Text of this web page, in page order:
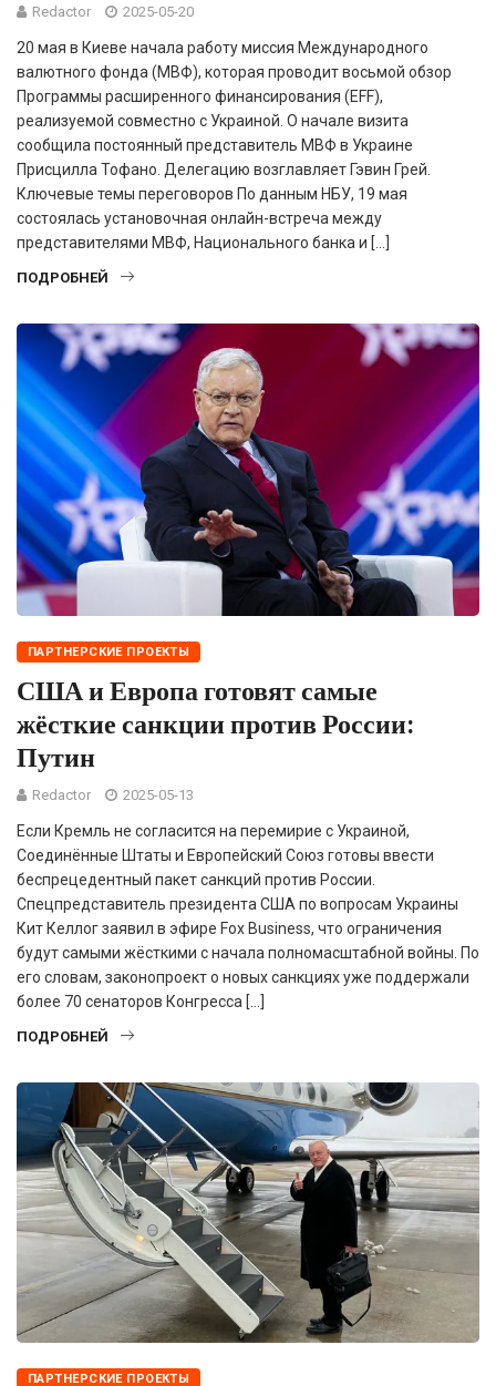
Redactor 2025-05-20
20 мая в Киеве начала работу миссия Международного
валютного фонда (МВФ), которая проводит восьмой обзор
Программы расширенного финансирования (EFF),
реализуемой совместно с Украиной. О начале визита
сообщила постоянный представитель МВФ в Украине
Присцилла Тофано. Делегацию возглавляет Гэвин Грей.
Ключевые темы переговоров По данным НБУ, 19 мая
состоялась установочная онлайн-встреча между
представителями МВФ, Национального банка и […]
ПОДРОБНЕЙ
ПАРТНЕРСКИЕ ПРОЕКТЫ
США и Европа готовят самые
жёсткие санкции против России:
Путин
Redactor 2025-05-13
Если Кремль не согласится на перемирие с Украиной,
Соединённые Штаты и Европейский Союз готовы ввести
беспрецедентный пакет санкций против России.
Спецпредставитель президента США по вопросам Украины
Кит Келлог заявил в эфире Fox Business, что ограничения
будут самыми жёсткими с начала полномасштабной войны. По
его словам, законопроект о новых санкциях уже поддержали
более 70 сенаторов Конгресса […]
ПОДРОБНЕЙ
ПАРТНЕРСКИЕ ПРОЕКТЫ